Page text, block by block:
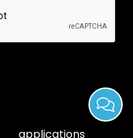
applications